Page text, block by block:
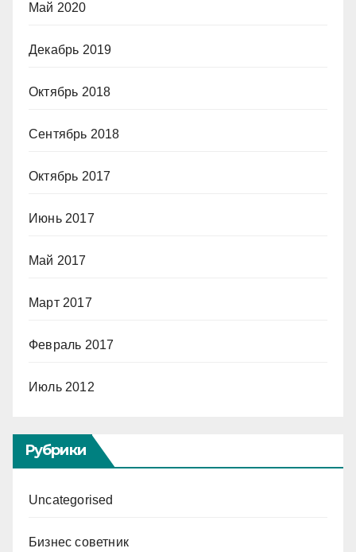
Май 2020
Декабрь 2019
Октябрь 2018
Сентябрь 2018
Октябрь 2017
Июнь 2017
Май 2017
Март 2017
Февраль 2017
Июль 2012
Рубрики
Uncategorised
Бизнес советник